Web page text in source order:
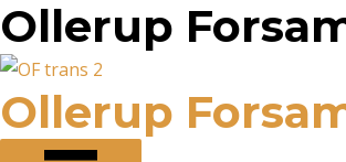
Gå
til
indholdet
Ollerup
Ollerup